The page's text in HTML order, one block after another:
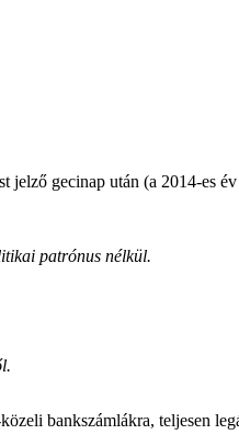
gecinap után (a 2014-es
patrónus nélkül.
bankszámlákra, teljesen